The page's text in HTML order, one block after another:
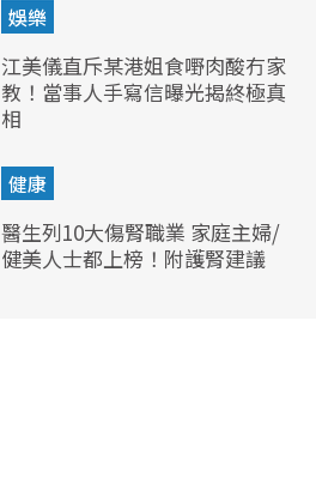
娛樂
江美儀直斥某港姐食嘢肉酸冇家
教！當事人手寫信曝光揭終極真
相
健康
醫生列10大傷腎職業 家庭主婦/
健美人士都上榜！附護腎建議